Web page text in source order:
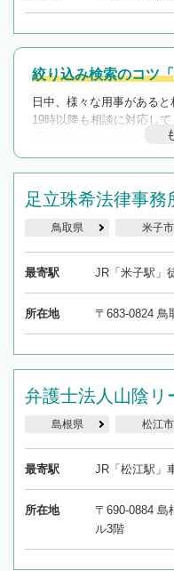
絞り込み検索のコツ
日中、様々な用事がある
19時以降も相談に対応し
遅い時間の相談が増えそ
んで検索してみましょう。
を
足立珠希法律事務
鳥取県 米子市
最寄駅 JR「米子駅」
所在地 〒683-0824 鳥
弁護士法人山陰リ
島根県 松江市
最寄駅 JR「松江駅」
所在地
〒690-0884 島
ル3階